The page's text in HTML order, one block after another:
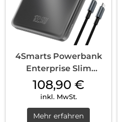
4Smarts Powerbank
Enterprise Slim
20000mAh 122.5W...
108,90 €
inkl. MwSt.
Mehr erfahren